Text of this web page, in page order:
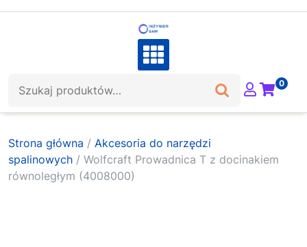
0
Strona główna / Akcesoria do narzędzi
spalinowych / Wolfcraft Prowadnica T z docinakiem
równoległym (4008000)